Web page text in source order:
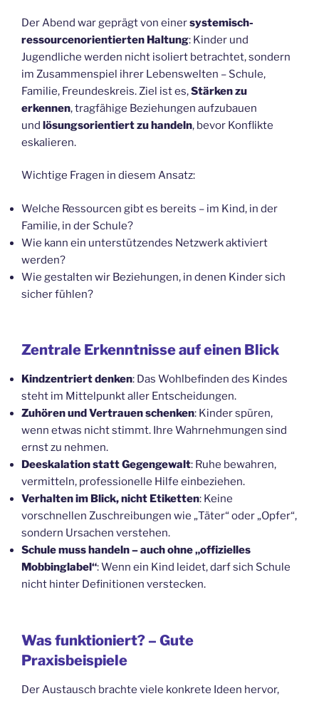
Der Abend war geprägt von einersystemisch-
ressourcenorientierten Haltung: Kinder und
Jugendliche werden nicht isoliert betrachtet, sondern
im Zusammenspiel ihrer Lebenswelten – Schule,
Familie, Freundeskreis. Ziel ist es,Stärken zu
erkennen, tragfähige Beziehungen aufzubauen
und lösungsorientiert zu handeln, bevor Konflikte
eskalieren.
Wichtige Fragen in diesem Ansatz:
Welche Ressourcen gibt es bereits – im Kind, in der
Familie, in der Schule?
Wie kann ein unterstützendes Netzwerk aktiviert
werden?
Wie gestalten wir Beziehungen, in denen Kinder sich
sicher fühlen?
Zentrale Erkenntnisse auf einen Blick
Kindzentriert denken: Das Wohlbefinden des Kindes
steht im Mittelpunkt aller Entscheidungen.
Zuhören und Vertrauen schenken: Kinder spüren,
wenn etwas nicht stimmt. Ihre Wahrnehmungen sind
ernst zu nehmen.
Deeskalation statt Gegengewalt: Ruhe bewahren,
vermitteln, professionelle Hilfe einbeziehen.
Verhalten im Blick, nicht Etiketten: Keine
vorschnellen Zuschreibungen wie „Täter“ oder „Opfer“,
sondern Ursachen verstehen.
Schule muss handeln – auch ohne „offizielles
Mobbinglabel“: Wenn ein Kind leidet, darf sich Schule
nicht hinter Definitionen verstecken.
Was funktioniert? – Gute
Praxisbeispiele
Der Austausch brachte viele konkrete Ideen hervor,